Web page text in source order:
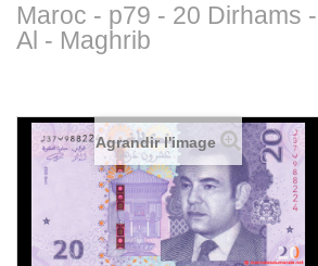
Maroc - p79 - 20 Dirhams
Al - Maghrib
Agrandir l'image